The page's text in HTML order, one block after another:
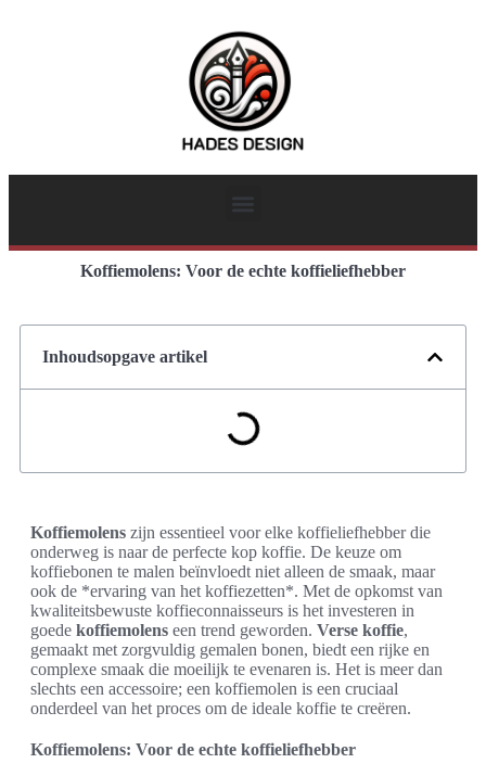
Koffiemolens: Voor de echte koffieliefhebber
Inhoudsopgave artikel
Koffiemolens zijn essentieel voor elke koffieliefhebber die
onderweg is naar de perfecte kop koffie. De keuze om
koffiebonen te malen beïnvloedt niet alleen de smaak, maar
ook de *ervaring van het koffiezetten*. Met de opkomst van
kwaliteitsbewuste koffieconnaisseurs is het investeren in
goede koffiemolens een trend geworden. Verse koffie,
gemaakt met zorgvuldig gemalen bonen, biedt een rijke en
complexe smaak die moeilijk te evenaren is. Het is meer dan
slechts een accessoire; een koffiemolen is een cruciaal
onderdeel van het proces om de ideale koffie te creëren.
Koffiemolens: Voor de echte koffieliefhebber